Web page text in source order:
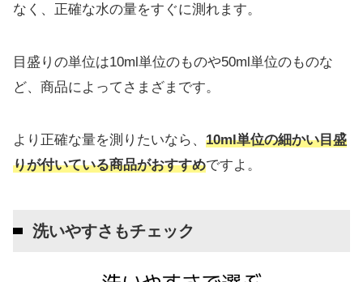
なく、正確な水の量をすぐに測れます。
目盛りの単位は10ml単位のものや50ml単位のものな
ど、商品によってさまざまです。
より正確な量を測りたいなら、 10ml単位の細かい目盛
りが付いている商品がおすすめですよ。
洗いやすさもチェック